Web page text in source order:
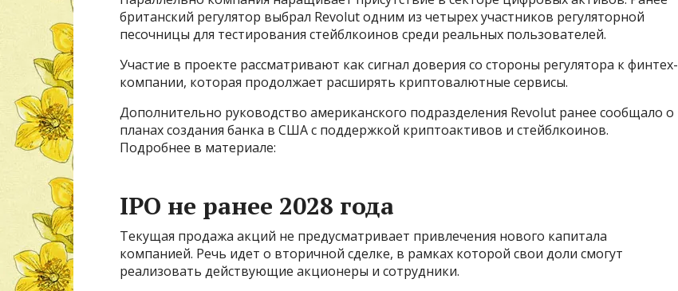
британский регулятор выбрал Revolut одним из четырех участников регуляторной
песочницы для тестирования стейблкоинов среди реальных пользователей.
Участие в проекте рассматривают как сигнал доверия со стороны регулятора к финтех-
компании, которая продолжает расширять криптовалютные сервисы.
Дополнительно руководство американского подразделения Revolut ранее сообщало о
планах создания банка в США с поддержкой криптоактивов и стейблкоинов.
Подробнее в материале:
IPO не ранее 2028 года
Текущая продажа акций не предусматривает привлечения нового капитала
компанией. Речь идет о вторичной сделке, в рамках которой свои доли смогут
реализовать действующие акционеры и сотрудники.